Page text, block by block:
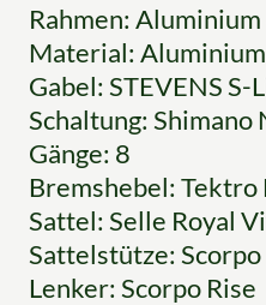
Rahmen:
Material: Aluminium
Gabel: STEVENS
Schaltung:
Gänge: 8
Bremshebel:
Sattel: Selle Royal
Sattelstütze: Scorpo
Lenker: Scorpo Rise